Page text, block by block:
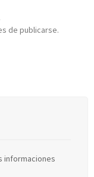
de publicarse.
informaciones